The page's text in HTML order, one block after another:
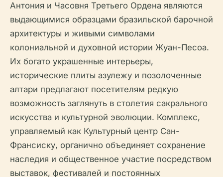
Антония и Часовня Третьего Ордена являются
выдающимися образцами бразильской барочной
архитектуры и живыми символами
колониальной и духовной истории Жуан-Песоа.
Их богато украшенные интерьеры,
исторические плиты азулежу и позолоченные
алтари предлагают посетителям редкую
возможность заглянуть в столетия сакрального
искусства и культурной эволюции. Комплекс,
управляемый как Культурный центр Сан-
Франсиску, органично объединяет сохранение
наследия и общественное участие посредством
выставок, фестивалей и постоянных